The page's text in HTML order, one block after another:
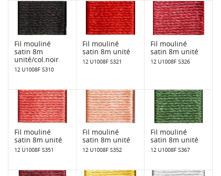
Fil mouliné
satin 8m
unité/col.noir
12 U1008F S310
Fil mouliné
satin 8m unité
12 U1008F S321
Fil mouliné
satin 8m unité
12 U1008F S326
Fil mouliné
satin 8m unité
12 U1008F S351
Fil mouliné
satin 8m unité
12 U1008F S352
Fil mouliné
satin 8m unité
12 U1008F S367